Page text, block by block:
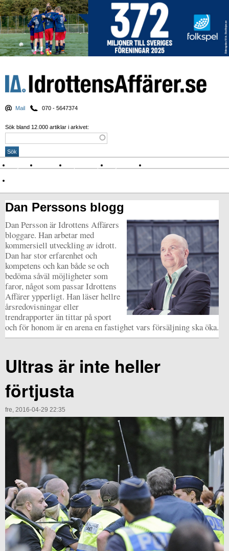
Mail 070 - 5647374
Sök bland 12.000 artiklar i arkivet:
Nyheter Krönikor Sport & spel Nyhetsbrev
Dan Perssons blogg
Dan Persson är Idrottens Affärers
bloggare. Han arbetar med
kommersiell utveckling av idrott.
Dan har stor erfarenhet och
kompetens och kan både se och
bedöma såväl möjligheter som
faror, något som passar Idrottens
Affärer ypperligt. Han läser hellre
årsredovisningar eller
trendrapporter än tittar på sport
och för honom är en arena en fastighet vars försäljning ska öka.
Ultras är inte heller
förtjusta
fre, 2016-04-29 22:35